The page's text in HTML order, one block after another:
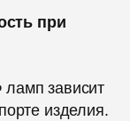
при
зависит
изделия.